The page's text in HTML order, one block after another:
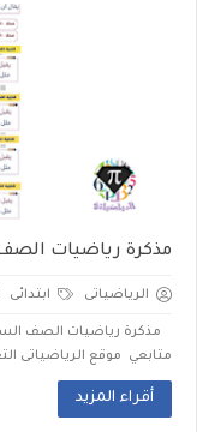
مذكرة رياضيات الصف
الرياضياتى ابتدائى
متابعي موقع الرياضياتى
أقراء المزيد